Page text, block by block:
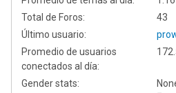
Total de Foros:
43
Último usuario:
Promedio de usuarios
conectados al día:
Gender stats: